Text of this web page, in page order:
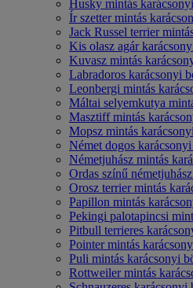
Husky mintás
Ír szetter mintás
Jack Russel terrier
Kis olasz agár
Kuvasz mintás
Labradoros karácsonyi
Leonbergi mintás
Máltai selyemkutya
Masztiff mintás
Mopsz mintás
Német dogos
Németjuhász mintás
Ordas színű
Orosz terrier mintás
Papillon mintás
Pekingi palotapincsi
Pitbull terrieres
Pointer mintás
Puli mintás karácsonyi
Rottweiler mintás